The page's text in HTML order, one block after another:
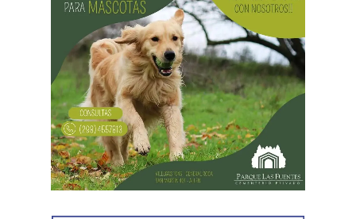
efectivo y dos teléfonos celulares. En el lugar se
recuperó parte de los bienes robados y se detuvo al
primer involucrado.
En forma paralela, otra comisión policial se dirigió a
una vivienda ubicada en el barrio Villa Obrera,
señalada por la víctima. Allí se identificó al segundo
sospechosoy se llevaron adelante distintas diligencias
en el marco de la investigación.